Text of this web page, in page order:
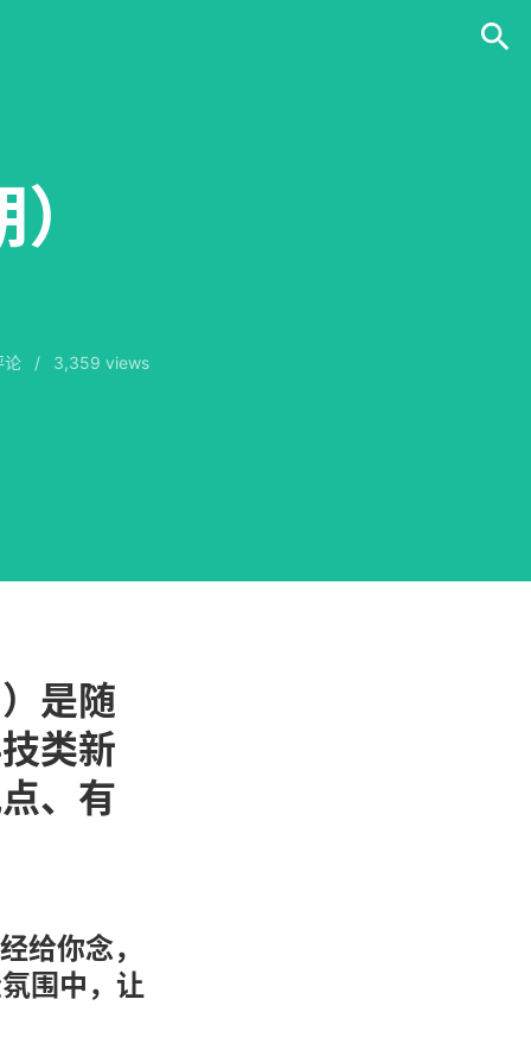
论 /
3,359 views
是随
类新
、有
给你念，
围中，让